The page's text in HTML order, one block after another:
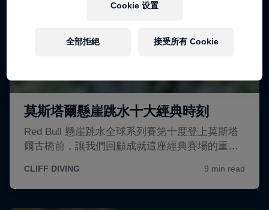
Cookie 设置
全部拒絕 接受所有 Cookie